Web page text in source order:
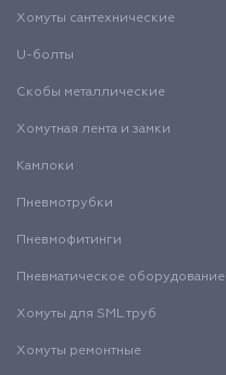
Хомуты сантехнические
U-болты
Скобы металлические
Хомутная лента и замки
Камлоки
Пневмотрубки
Пневмофитинги
Пневматическое оборудование
Хомуты для SML труб
Хомуты ремонтные